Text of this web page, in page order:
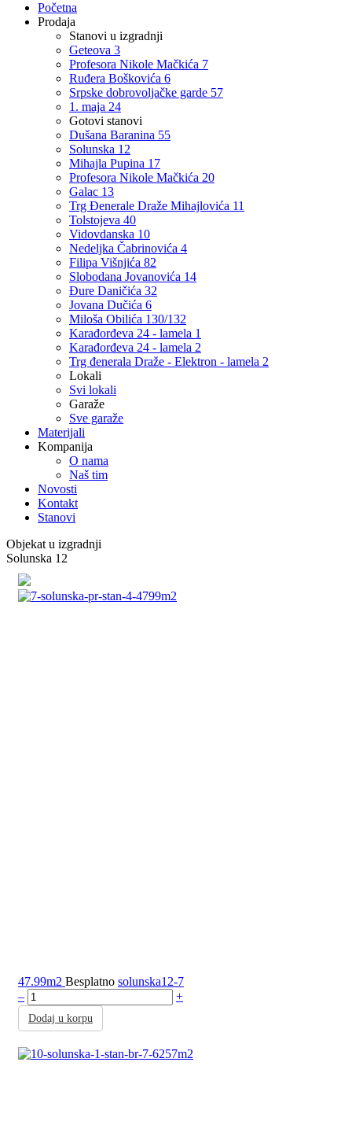
Početna
Prodaja
Stanovi u izgradnji
Geteova 3
Profesora Nikole Mačkića 7
Ruđera Boškovića 6
Srpske dobrovoljačke garde 57
1. maja 24
Gotovi stanovi
Dušana Baranina 55
Solunska 12
Mihajla Pupina 17
Profesora Nikole Mačkića 20
Galac 13
Trg Đenerale Draže Mihajlovića 11
Tolstojeva 40
Vidovdanska 10
Nedeljka Čabrinovića 4
Filipa Višnjića 82
Slobodana Jovanovića 14
Đure Daničića 32
Jovana Dučića 6
Miloša Obilića 130/132
Karađorđeva 24 - lamela 1
Karađorđeva 24 - lamela 2
Trg đenerala Draže - Elektron - lamela 2
Lokali
Svi lokali
Garaže
Sve garaže
Materijali
Kompanija
O nama
Naš tim
Novosti
Kontakt
Stanovi
Objekat u izgradnji
Solunska 12
47.99m2 Besplatno solunska12-7
–
+
Dodaj u korpu